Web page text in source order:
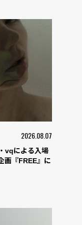
2026.08.07
vqによる入場
画『FREE』に